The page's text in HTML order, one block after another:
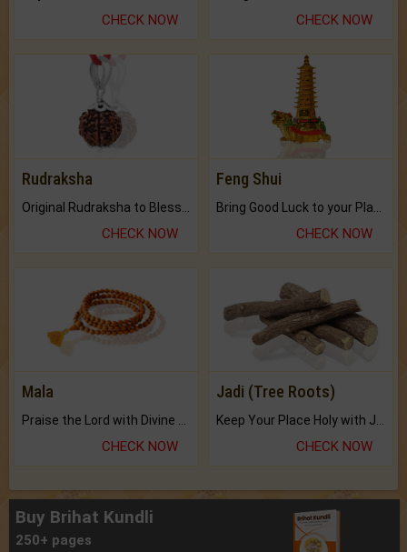
CHECK NOW CHECK NOW
Rudraksha
CHECK NOW
Feng Shui
CHECK NOW
Mala
Praise the Lord with Divine Energies of Mala.
CHECK NOW
Jadi (Tree Roots)
Keep Your Place Holy with Jadi.
CHECK NOW
Buy Brihat Kundli
250+ pages